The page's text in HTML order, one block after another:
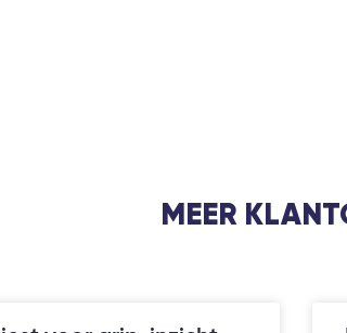
MEER